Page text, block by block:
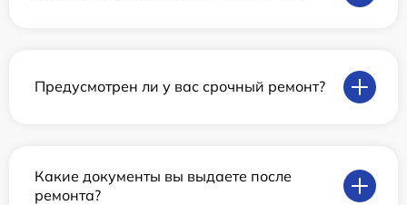
Предусмотрен ли у вас срочный ремонт?
Какие документы вы выдаете после
ремонта?